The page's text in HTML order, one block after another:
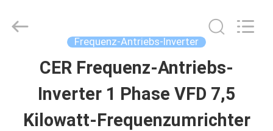
STARTSEITE
PRODUKTE
Electrical
Appliances
Frequenz-Antriebs-Inverter
CER Frequenz-Antriebs-
Inverter 1 Phase VFD 7,5
Kilowatt-Frequenzumrichter